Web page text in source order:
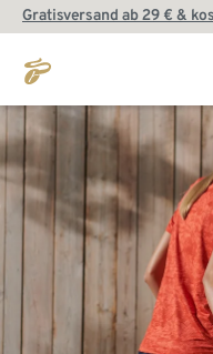
Gratisversand ab 29 € &